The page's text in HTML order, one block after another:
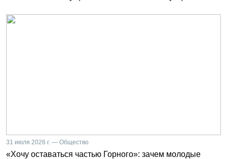
31 июля 2026 г. — Общество
«Хочу оставаться частью Горного»: зачем молодые